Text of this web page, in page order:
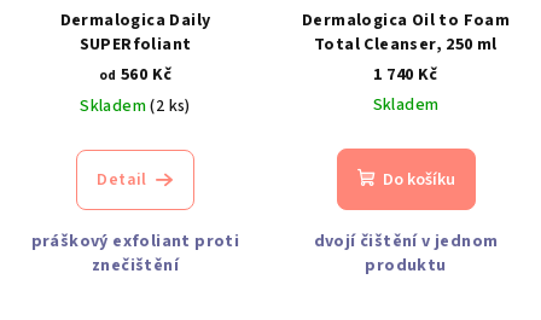
Dermalogica Daily
SUPERfoliant
od 560 Kč
Skladem(2 ks)
Detail
práškový exfoliant proti
znečištění
Dermalogica Oil to Foam
Total Cleanser, 250 ml
1 740 Kč
Skladem
Do košíku
dvojí čištění v jednom
produktu